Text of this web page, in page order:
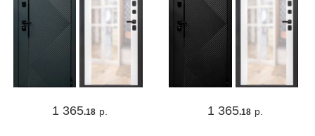
1 365.18 р. 1 365.18 р.